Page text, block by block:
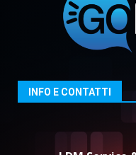
US
7
6
INFO E CONTATTI